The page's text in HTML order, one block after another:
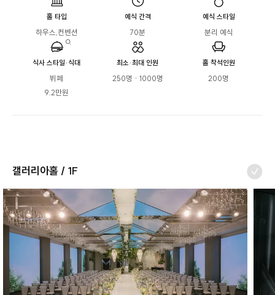
홀 타입
하우스,컨벤션
예식 간격
70분
예식 스타일
분리 예식
식사 스타일·식대
뷔페
9.2만원
최소·최대 인원
250명 · 1000명
홀 착석인원
200명
갤러리아홀 / 1F